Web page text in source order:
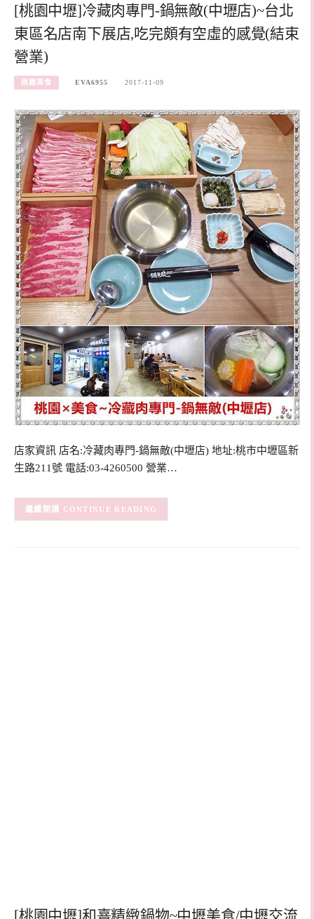
[桃園中壢]冷藏肉專門-鍋無敵(中壢店)~台北
東區名店南下展店,吃完頗有空虛的感覺(結束
營業)
桃園美食 EVA6955 2017-11-09
店家資訊 店名:冷藏肉專門-鍋無敵(中壢店) 地址:桃市中壢區新
生路211號 電話:03-4260500 營業…
CONTINUE READING
[桃園中壢]和熹精緻鍋物~中壢美食/中壢交流